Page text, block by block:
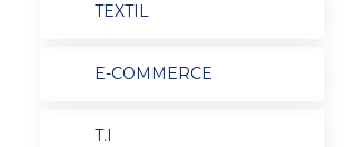
TEXTIL
E-COMMERCE
T.I